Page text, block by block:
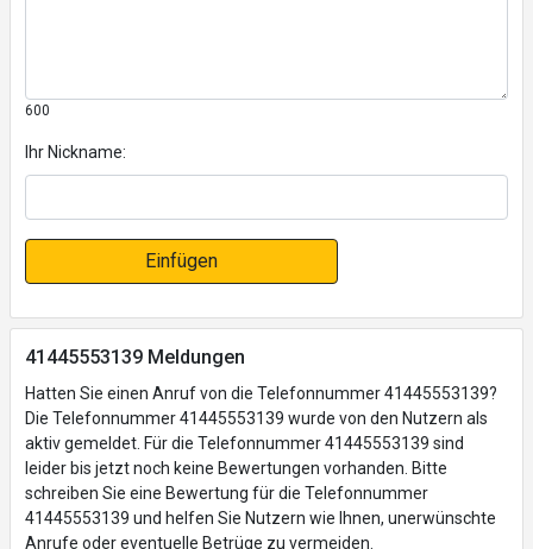
600
Ihr Nickname:
Einfügen
41445553139 Meldungen
Hatten Sie einen Anruf von die Telefonnummer 41445553139?
Die Telefonnummer 41445553139 wurde von den Nutzern als
aktiv gemeldet. Für die Telefonnummer 41445553139 sind
leider bis jetzt noch keine Bewertungen vorhanden. Bitte
schreiben Sie eine Bewertung für die Telefonnummer
41445553139 und helfen Sie Nutzern wie Ihnen, unerwünschte
Anrufe oder eventuelle Betrüge zu vermeiden.